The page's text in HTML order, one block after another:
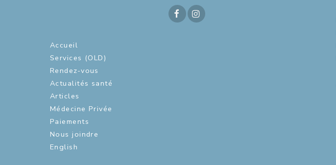
Accueil
Services (OLD)
Rendez-vous
Actualités santé
Articles
Médecine Privée
Paiements
Nous joindre
English